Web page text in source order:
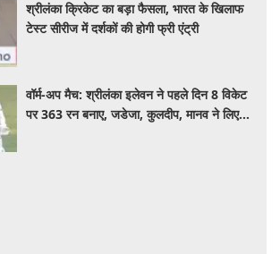
श्रीलंका क्रिकेट का बड़ा फैसला, भारत के खिलाफ
टेस्ट सीरीज में दर्शकों की होगी फ्री एंट्री
वॉर्म-अप मैच: श्रीलंका इलेवन ने पहले दिन 8 विकेट
पर 363 रन बनाए, जडेजा, कुलदीप, मानव ने लिए